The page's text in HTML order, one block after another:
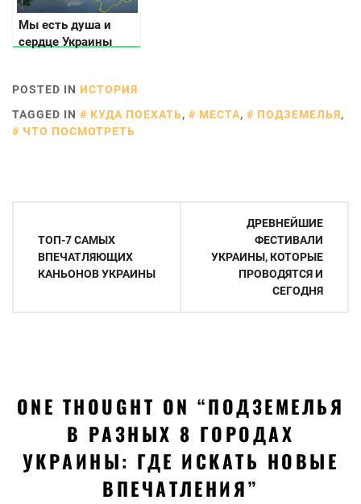
Мы есть душа и
сердце Украины
POSTED IN ИСТОРИЯ
TAGGED IN
КУДА ПОЕХАТЬ, МЕСТА, ПОДЗЕМЕЛЬЯ,
ЧТО ПОСМОТРЕТЬ
записям
ТОП-7 САМЫХ
ВПЕЧАТЛЯЮЩИХ
КАНЬОНОВ УКРАИНЫ
ДРЕВНЕЙШИЕ
ФЕСТИВАЛИ
УКРАИНЫ, КОТОРЫЕ
ПРОВОДЯТСЯ И
СЕГОДНЯ
ONE THOUGHT ON “ПОДЗЕМЕЛЬЯ
В РАЗНЫХ 8 ГОРОДАХ
УКРАИНЫ: ГДЕ ИСКАТЬ НОВЫЕ
ВПЕЧАТЛЕНИЯ”